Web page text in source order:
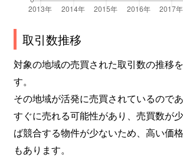
取引数推移
対象の地域の売買された取引数の推移
す。
その地域が活発に売買されているので
すぐに売れる可能性があり、売買数が
ば競合する物件が少ないため、高い価
もあります。